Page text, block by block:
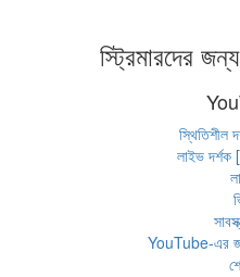
স্ট্রিমারদের
স্থিতিশীল
লাইভ
YouTube-এর